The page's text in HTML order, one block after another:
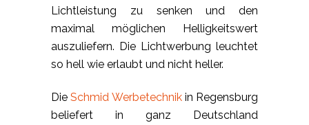
Lichtleistung zu senken und den
maximal möglichen Helligkeitswert
auszuliefern. Die Lichtwerbung leuchtet
so hell wie erlaubt und nicht heller.
DieSchmid Werbetechnikin Regensburg
beliefert in ganz Deutschland